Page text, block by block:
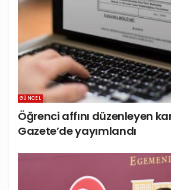
GÜNCEL
Öğrenci affını düzenleyen
Gazete’de yayımlandı